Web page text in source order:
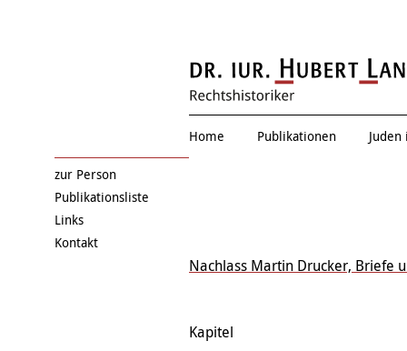
Eduard
Home Publikationen
Nachlass Martin Drucker, Briefe
Kapitel
zur Person
Publikationsliste
Links
Kontakt